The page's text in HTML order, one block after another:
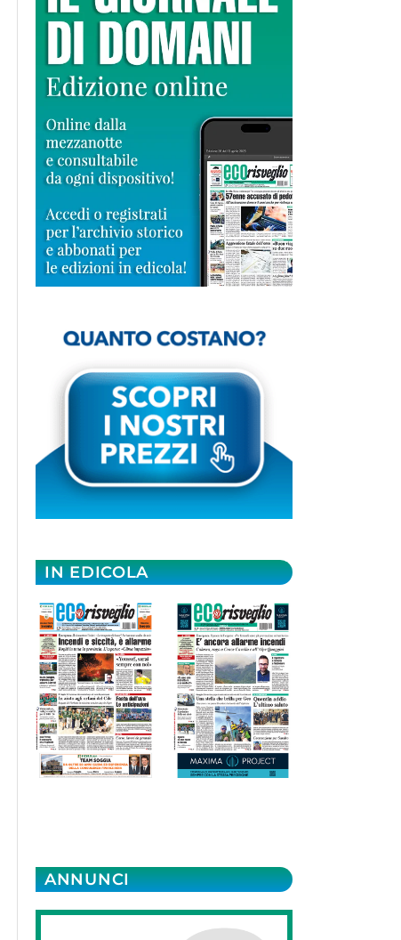
IN EDICOLA
ANNUNCI